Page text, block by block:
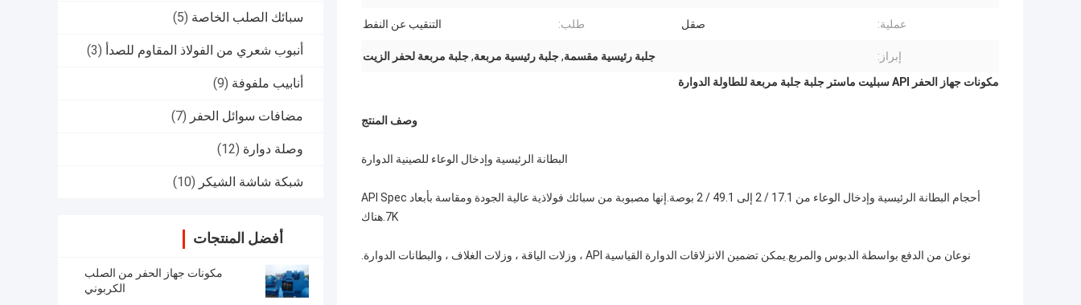
سبائك الصلب الخاصة (5)
أنبوب شعري من الفولاذ المقاوم للصدأ (3)
أنابيب ملفوفة (9)
مضافات سوائل الحفر (7)
وصلة دوارة (12)
شبكة شاشة الشيكر (10)
أفضل المنتجات
مكونات جهاز الحفر من الصلب
الكربوني
عملية: صقل طلب: التنقيب عن النفط
إبراز: جلبة رئيسية مقسمة,جلبة رئيسية مربعة,جلبة مربعة لحفر الزيت
مكونات جهاز الحفر API سبليت ماستر جلبة جلبة مربعة للطاولة الدوارة
وصف المنتج
البطانة الرئيسية وإدخال الوعاء للصينية الدوارة
أحجام البطانة الرئيسية وإدخال الوعاء من 17.1 / 2 إلى 49.1 / 2 بوصة.إنها مصبوبة من سبائك فولاذية عالية الجودة ومقاسة بأبعاد API Spec
7K.هناك
نوعان من الدفع بواسطة الدبوس والمربع.يمكن تضمين الانزلاقات الدوارة القياسية API ، وزلات الياقة ، وزلات الغلاف ، والبطانات الدوارة.